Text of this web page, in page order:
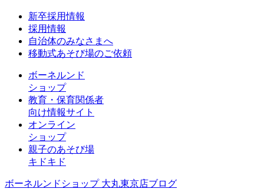
新卒採用情報
採用情報
自治体のみなさまへ
移動式あそび場のご依頼
ボーネルンド
ショップ
教育・保育関係者
向け情報サイト
オンライン
ショップ
親子のあそび場
キドキド
ボーネルンドショップ 大丸東京店ブログ